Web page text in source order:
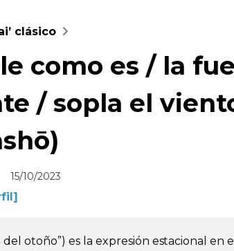
clásico
como es / la
/ sopla el
15/10/2023
otoño”) es la expresión estacional en